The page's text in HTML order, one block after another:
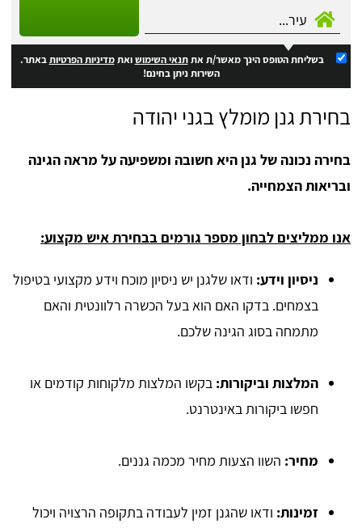
בשליחת הטופס הינך מאשר/ת אתתנאי השימושואתמדיניות הפרטיותבאתר.
השירות ניתן בחינם!
בחירת גנן מומלץ בגני יהודה
בחירה נכונה של גנן היא חשובה ומשפיעה על מראה הגינה
ובריאות הצמחייה.
אנו ממליצים לבחון מספר גורמים בבחירת איש מקצוע:
ניסיון וידע: ודאו שלגנן יש ניסיון מוכח וידע מקצועי בטיפול
בצמחים. בדקו האם הוא בעל הכשרה רלוונטית והאם
מתמחה בסוג הגינה שלכם.
המלצות וביקורות: בקשו המלצות מלקוחות קודמים או
חפשו ביקורות באינטרנט.
מחיר: השוו הצעות מחיר מכמה גננים.
זמינות: ודאו שהגנן זמין לעבודה בתקופה הרצויה ויכול